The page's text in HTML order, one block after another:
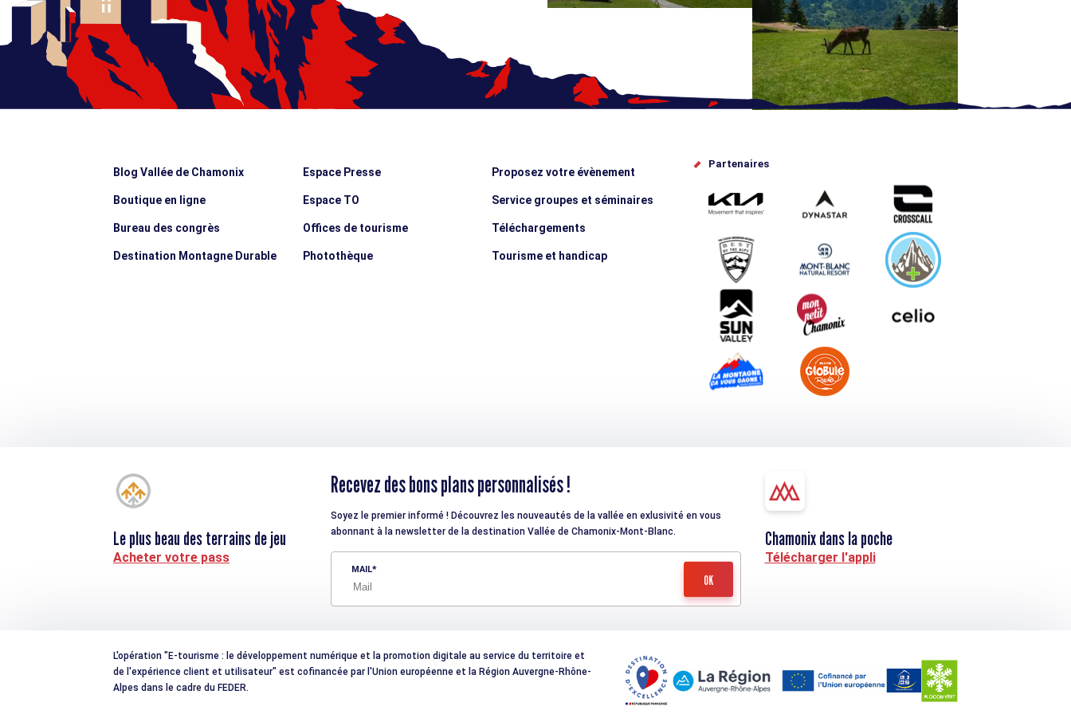
Blog Vallée de Chamonix
Boutique en ligne
Bureau des congrès
Destination Montagne Durable
Espace Presse
Espace TO
Offices de tourisme
Photothèque
Proposez votre évènement
Service groupes et séminaires
Téléchargements
Tourisme et handicap
Partenaires
Le plus beau des terrains de jeu
Acheter votre pass
Recevez des bons plans personnalisés !
Soyez le premier informé ! Découvrez les nouveautés de la vallée en exlusivité en vous
abonnant à la newsletter de la destination Vallée de Chamonix-Mont-Blanc.
MAIL
Chamonix dans la poche
Télécharger l'appli
L'opération "E-tourisme : le développement numérique et la promotion digitale au service du territoire et
de l'expérience client et utilisateur" est cofinancée par l'Union européenne et la Région Auvergne-Rhône-
Alpes dans le cadre du FEDER.